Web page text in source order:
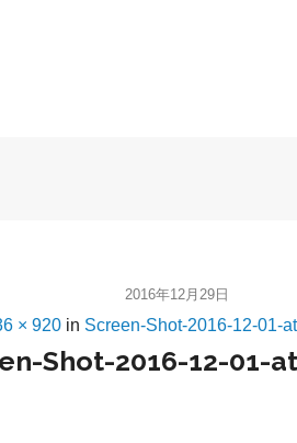
2016年12月29日
× 920in Screen-Shot-2016-12-01-
Shot-2016-12-01-